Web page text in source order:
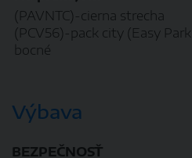
(PAVNTC)-cierna strecha
(PCV56)-pack city (Easy
bocné
Výbava
BEZPEČNOSŤ